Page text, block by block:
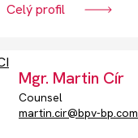
Celý profil
Mgr. Martin Cír
Counsel
martin.cir@bpv-bp.com